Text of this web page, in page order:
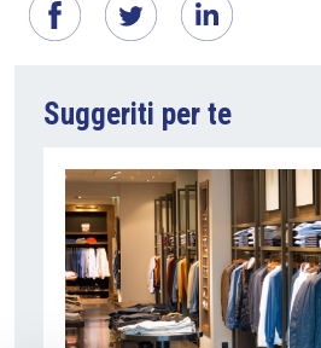
Suggeriti per te